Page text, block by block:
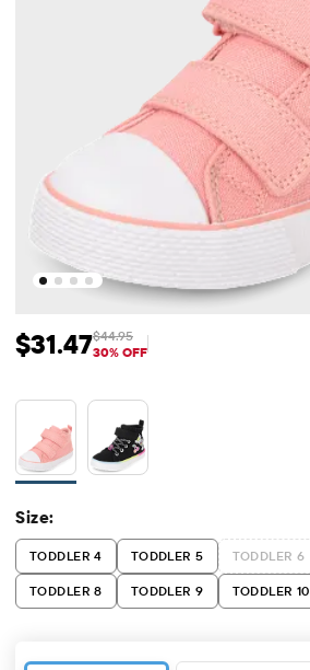
Precio de venta: $31.47
$31.47 Precio original: $44.95
$44.95
30% OFF
Size:
TODDLER 4 TODDLER 5 TODDLER 6
TODDLER 8 TODDLER 9 TODDLER 10